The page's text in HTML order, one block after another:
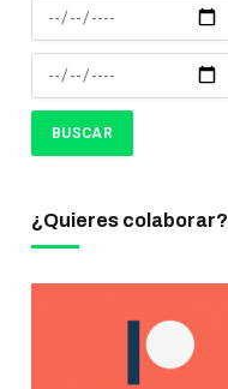
¿Quieres colaborar?